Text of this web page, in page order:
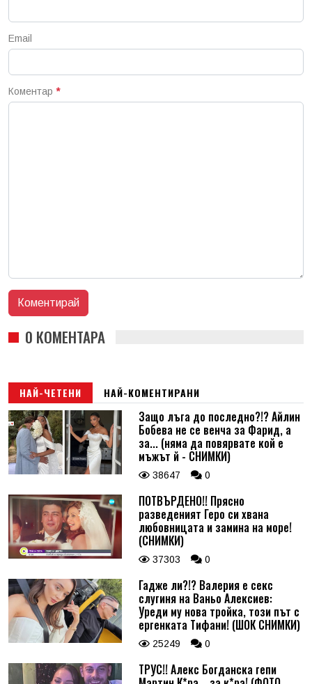
Email
Коментар *
0 КОМЕНТАРА
НАЙ-ЧЕТЕНИ НАЙ-КОМЕНТИРАНИ
Защо лъга до последно?!? Айлин
Бобева не се венча за Фарид, а
за... (няма да повярвате кой е
мъжът й - СНИМКИ)
38647 0
ПОТВЪРДЕНО!! Прясно
разведеният Геро си хвана
любовницата и замина на море!
(СНИМКИ)
37303 0
Гадже ли?!? Валерия е секс
слугиня на Ваньо Алексиев:
Уреди му нова тройка, този път с
ергенката Тифани! (ШОК СНИМКИ)
25249 0
ТРУС!! Алекс Богданска гепи